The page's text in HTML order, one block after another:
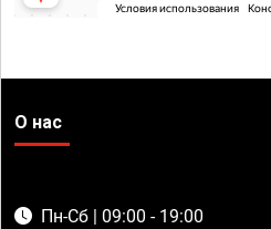
О нас
Пн-Сб | 09:00 - 19:00